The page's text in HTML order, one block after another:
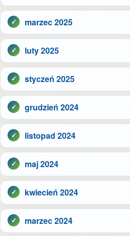
marzec 2025
luty 2025
styczeń 2025
grudzień 2024
listopad 2024
maj 2024
kwiecień 2024
marzec 2024